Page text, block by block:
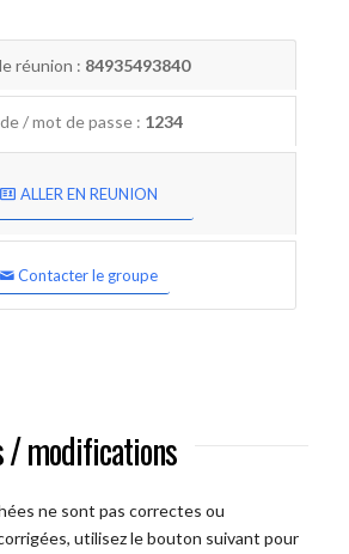
réunion : 84935493840
/ mot de passe : 1234
ALLER EN REUNION
Contacter le groupe
/ modifications
ne sont pas correctes ou
utilisez le bouton suivant pour